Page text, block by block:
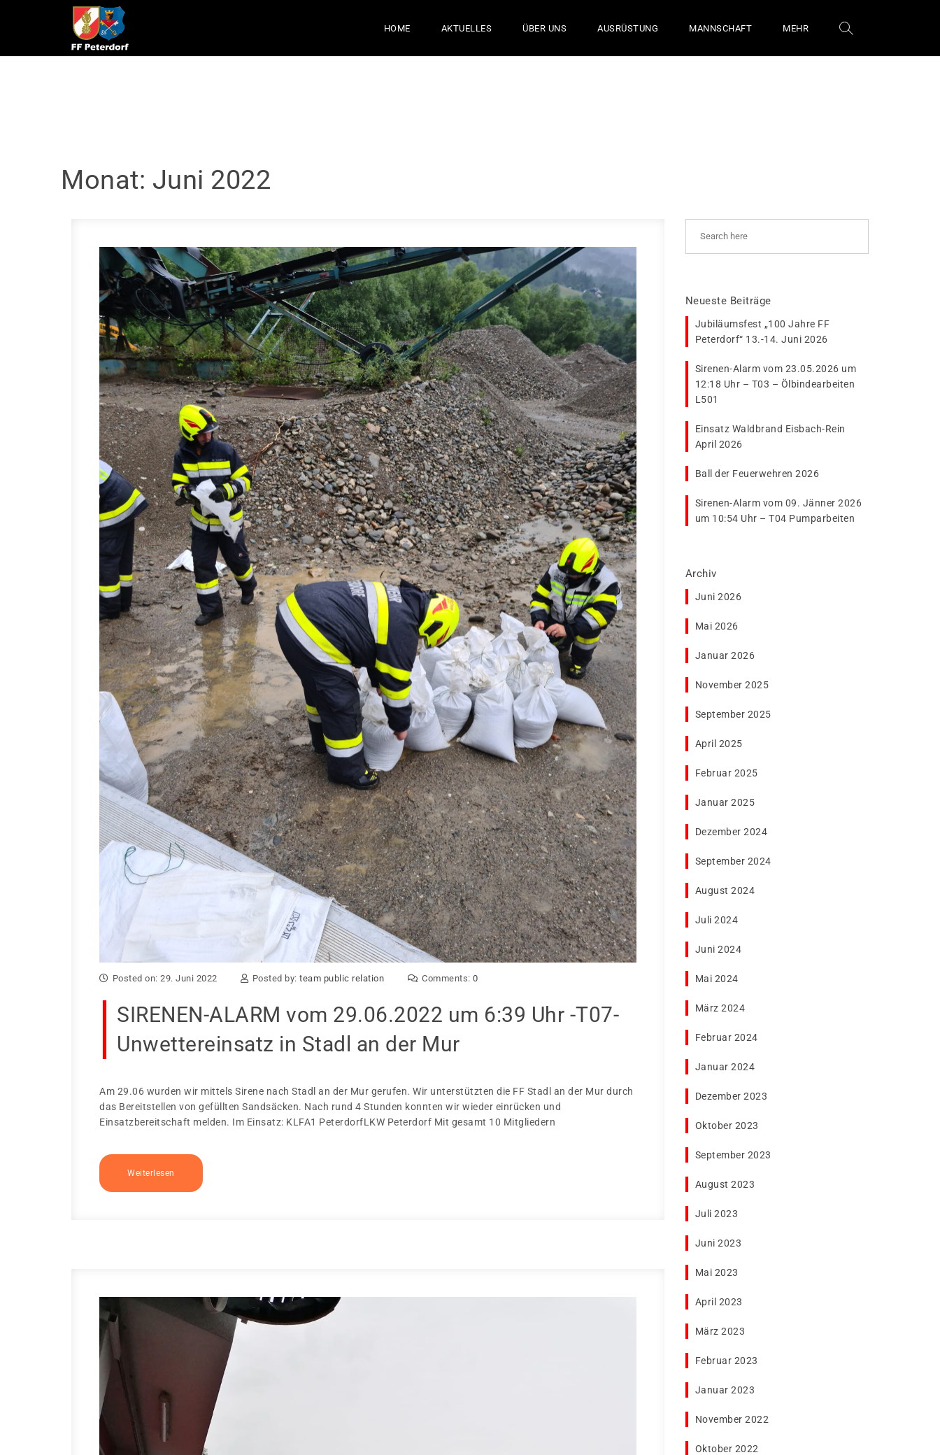
HOME
AKTUELLES ÜBER UNS AUSRÜSTUNG MANNSCHAFT MEHR
Monat: Juni 2022
Posted on: 29. Juni 2022 Posted by: team public relation Comments: 0
SIRENEN-ALARM vom 29.06.2022 um 6:39 Uhr -T07-
Unwettereinsatz in Stadl an der Mur
Am 29.06 wurden wir mittels Sirene nach Stadl an der Mur gerufen. Wir unterstützten die FF Stadl an der Mur durch
das Bereitstellen von gefüllten Sandsäcken. Nach rund 4 Stunden konnten wir wieder einrücken und
Einsatzbereitschaft melden. Im Einsatz: KLFA1 PeterdorfLKW Peterdorf Mit gesamt 10 Mitgliedern
Weiterlesen
Neueste Beiträge
Jubiläumsfest „100 Jahre FF
Peterdorf“ 13.-14. Juni 2026
Sirenen-Alarm vom 23.05.2026 um
12:18 Uhr – T03 – Ölbindearbeiten
L501
Einsatz Waldbrand Eisbach-Rein
April 2026
Ball der Feuerwehren 2026
Sirenen-Alarm vom 09. Jänner 2026
um 10:54 Uhr – T04 Pumparbeiten
Archiv
Juni 2026
Mai 2026
Januar 2026
November 2025
September 2025
April 2025
Februar 2025
Januar 2025
Dezember 2024
September 2024
August 2024
Juli 2024
Juni 2024
Mai 2024
März 2024
Februar 2024
Januar 2024
Dezember 2023
Oktober 2023
September 2023
August 2023
Juli 2023
Juni 2023
Mai 2023
April 2023
März 2023
Februar 2023
Januar 2023
November 2022
Oktober 2022